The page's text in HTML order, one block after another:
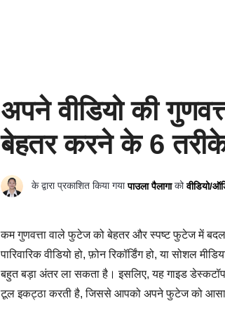
अपने वीडियो की
बेहतर करने के 6
के द्वारा प्रकाशित किया गयापाउला पैलागाकोवीडियो/
कम गुणवत्ता वाले फुटेज को बेहतर और स्पष्ट फुटेज में
पारिवारिक वीडियो हो, फ़ोन रिकॉर्डिंग हो, या सोशल
बहुत बड़ा अंतर ला सकता है। इसलिए, यह गाइड डेस्कटॉप
टूल इकट्ठा करती है, जिससे आपको अपने फुटेज को